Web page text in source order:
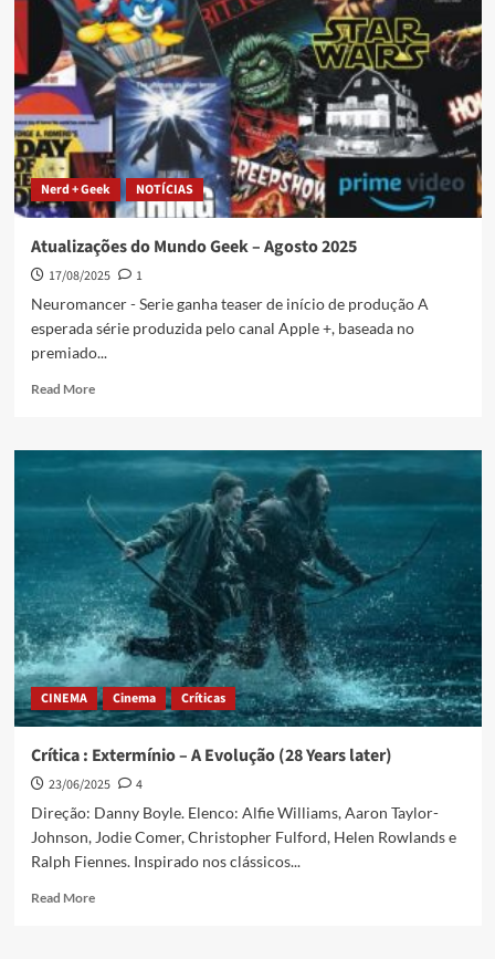
Nerd + Geek NOTÍCIAS
Atualizações do Mundo Geek – Agosto 2025
17/08/2025
1
Neuromancer - Serie ganha teaser de início de produção A
esperada série produzida pelo canal Apple +, baseada no
premiado...
Read More
CINEMA Cinema Críticas
Crítica : Extermínio – A Evolução (28 Years later)
23/06/2025
4
Direção: Danny Boyle. Elenco: Alfie Williams, Aaron Taylor-
Johnson, Jodie Comer, Christopher Fulford, Helen Rowlands e
Ralph Fiennes. Inspirado nos clássicos...
Read More